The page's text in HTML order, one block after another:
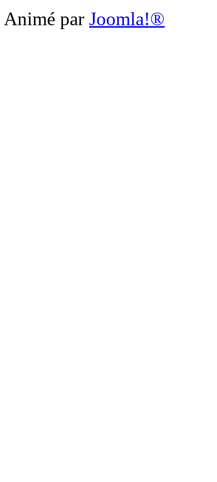
Animé par Joomla!®